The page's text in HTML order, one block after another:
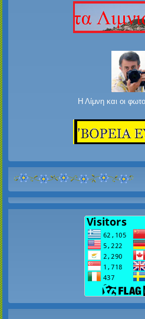
Η Λίμνη και οι